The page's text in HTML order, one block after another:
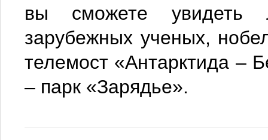
вы сможете увидеть
зарубежных ученых,
телемост «Антарктида –
– парк «Зарядье».